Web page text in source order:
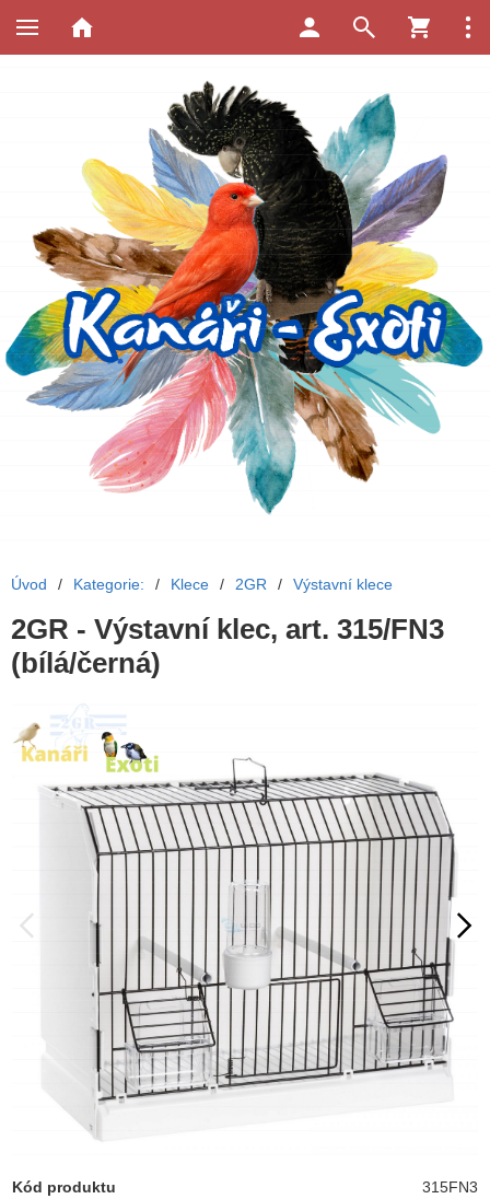
Úvod / Kategorie: / Klece / 2GR / Výstavní klece
2GR - Výstavní klec, art. 315/FN3
(bílá/černá)
Kód produktu 315FN3